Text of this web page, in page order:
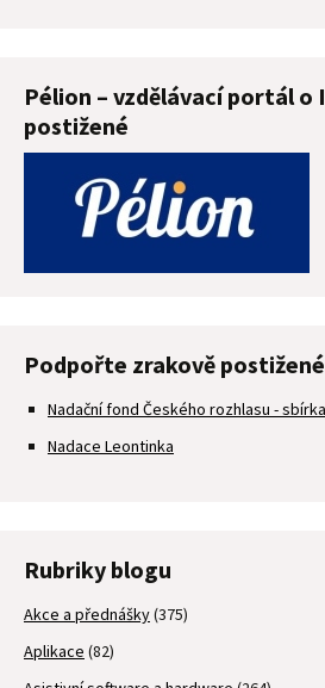
Pélion – vzdělávací portál o
postižené
Podpořte zrakově postižené
Nadační fond Českého rozhlasu -
Nadace Leontinka
Rubriky blogu
Akce a přednášky(375)
Aplikace (82)